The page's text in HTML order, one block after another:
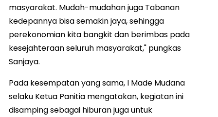
masyarakat. Mudah-mudahan juga Tabanan
kedepannya bisa semakin jaya, sehingga
perekonomian kita bangkit dan berimbas pada
kesejahteraan seluruh masyarakat," pungkas
Sanjaya.
Pada kesempatan yang sama, I Made Mudana
selaku Ketua Panitia mengatakan, kegiatan ini
disamping sebagai hiburan juga untuk